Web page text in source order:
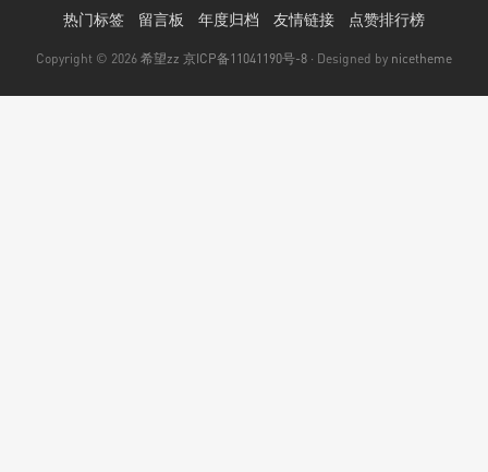
热门标签 留言板 年度归档 友情链接 点赞排行榜
Copyright © 2026 希望zz 京ICP备11041190号-8 · Designed by nicetheme